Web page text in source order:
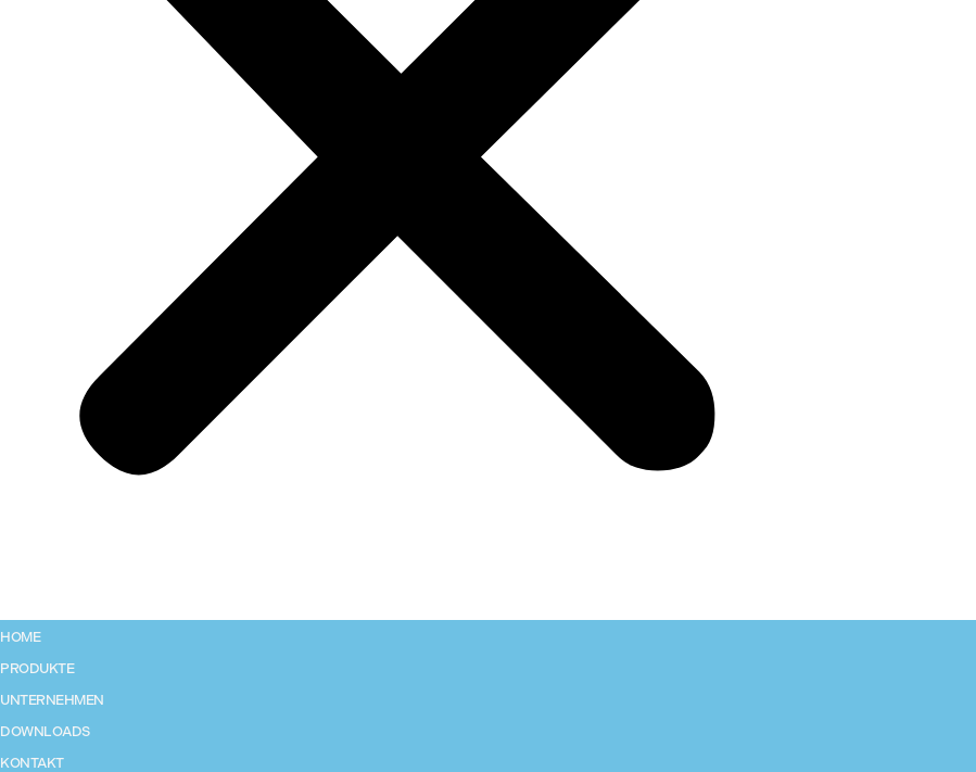
HOME
PRODUKTE
UNTERNEHMEN
DOWNLOADS
KONTAKT